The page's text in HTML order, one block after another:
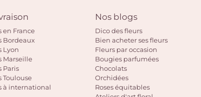
en France
Bordeaux
Lyon
Marseille
Paris
Toulouse
à international
Nos blogs
Dico des fleurs
Bien acheter ses fleurs
Fleurs par occasion
Bougies parfumées
Chocolats
Orchidées
Roses équitables